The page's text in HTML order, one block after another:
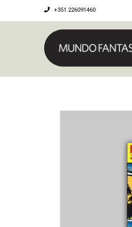
+351 226091460